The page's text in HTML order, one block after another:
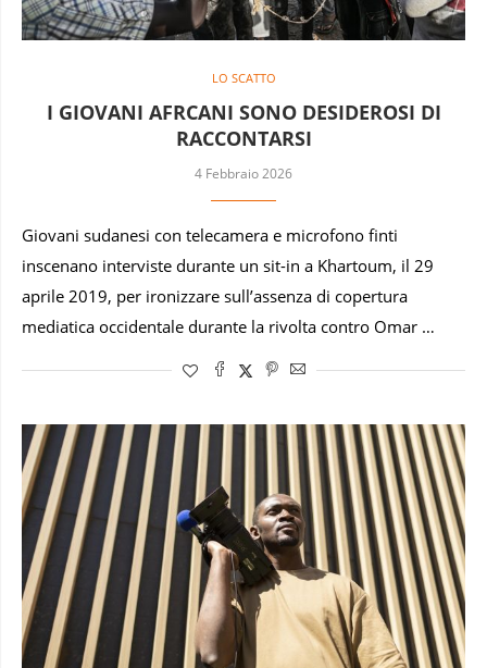
LO SCATTO
I GIOVANI AFRCANI SONO DESIDEROSI DI
RACCONTARSI
4 Febbraio 2026
Giovani sudanesi con telecamera e microfono finti
inscenano interviste durante un sit-in a Khartoum, il 29
aprile 2019, per ironizzare sull’assenza di copertura
mediatica occidentale durante la rivolta contro Omar …